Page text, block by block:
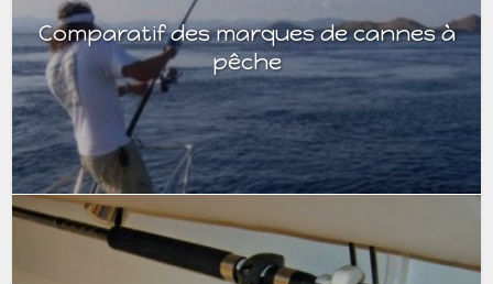
Comparatif des marques de cannes à
pêche